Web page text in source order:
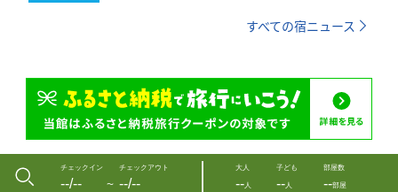
すべての宿ニュース
チェックイン
--/-- 〜
チェックアウト
--/--
大人
--人
子ども
--人
部屋数
--部屋